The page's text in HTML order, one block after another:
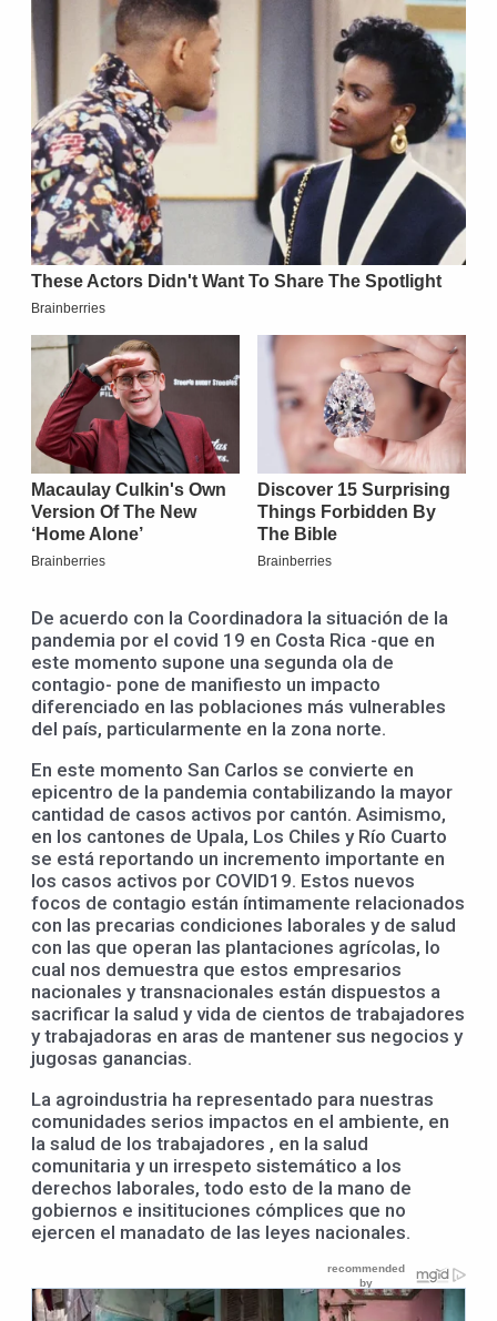
De acuerdo con la Coordinadora la situación de la
pandemia por el covid 19 en Costa Rica -que en
este momento supone una segunda ola de
contagio- pone de manifiesto un impacto
diferenciado en las poblaciones más vulnerables
del país, particularmente en la zona norte.
En este momento San Carlos se convierte en
epicentro de la pandemia contabilizando la mayor
cantidad de casos activos por cantón. Asimismo,
en los cantones de Upala, Los Chiles y Río Cuarto
se está reportando un incremento importante en
los casos activos por COVID19. Estos nuevos
focos de contagio están íntimamente relacionados
con las precarias condiciones laborales y de salud
con las que operan las plantaciones agrícolas, lo
cual nos demuestra que estos empresarios
nacionales y transnacionales están dispuestos a
sacrificar la salud y vida de cientos de trabajadores
y trabajadoras en aras de mantener sus negocios y
jugosas ganancias.
La agroindustria ha representado para nuestras
comunidades serios impactos en el ambiente, en
la salud de los trabajadores , en la salud
comunitaria y un irrespeto sistemático a los
derechos laborales, todo esto de la mano de
gobiernos e insitituciones cómplices que no
ejercen el manadato de las leyes nacionales.